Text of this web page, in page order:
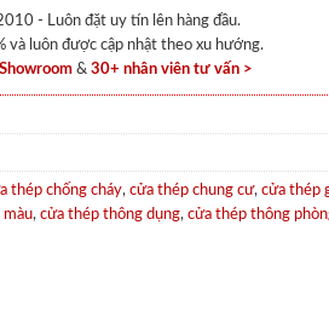
- Luôn đặt uy tín lên hàng đầu.
và luôn được cập nhật theo xu hướng.
& 30+ nhân viên tư vấn >
thép chống cháy, cửa thép chung cư, cửa thép
màu, cửa thép thông dụng, cửa thép thông